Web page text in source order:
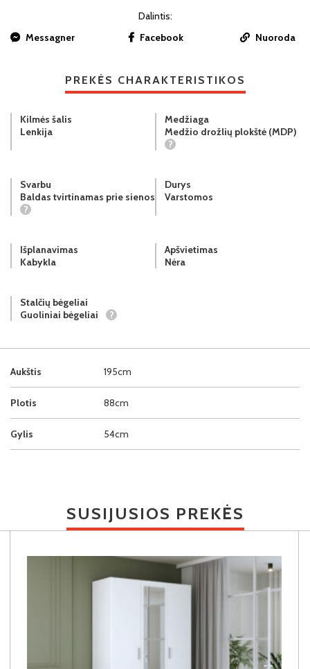
Dalintis:
Messagner
Facebook Nuoroda
PREKĖS CHARAKTERISTIKOS
Aukštis 195cm
Plotis 88cm
Gylis 54cm
Kilmės šalis
Lenkija
Medžiaga
Medžio drožlių plokštė (MDP)
?
Svarbu
Baldas tvirtinamas prie sienos
?
Durys
Varstomos
Išplanavimas
Kabykla
Apšvietimas
Nėra
Stalčių bėgeliai
Guoliniai bėgeliai
?
SUSIJUSIOS PREKĖS